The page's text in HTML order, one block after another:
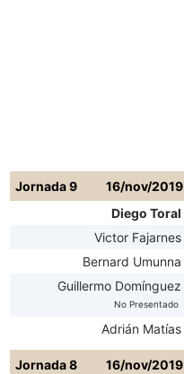
Jornada 9
16/nov/2019
Diego Toral
Victor Fajarnes
Bernard Umunna
Guillermo Domínguez
No Presentado
Adrián Matías
Jornada 8
16/nov/2019